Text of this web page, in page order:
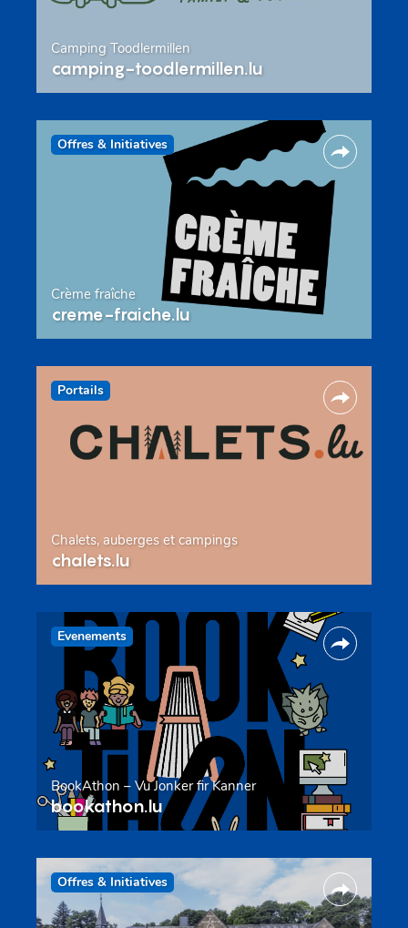
Camping Toodlermillen
camping-toodlermillen.lu
Offres & Initiatives
Crème fraîche
creme-fraiche.lu
Portails
Chalets, auberges et campings
chalets.lu
Evenements
BookAthon – Vu Jonker fir Kanner
bookathon.lu
Offres & Initiatives